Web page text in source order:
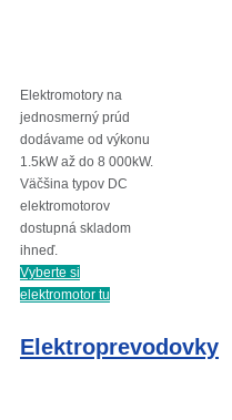
Elektromotory na
jednosmerný prúd
dodávame od výkonu
1.5kW až do 8 000kW.
Väčšina typov DC
elektromotorov
dostupná skladom
ihneď.
Vyberte si
elektromotor tu
Elektroprevodovky